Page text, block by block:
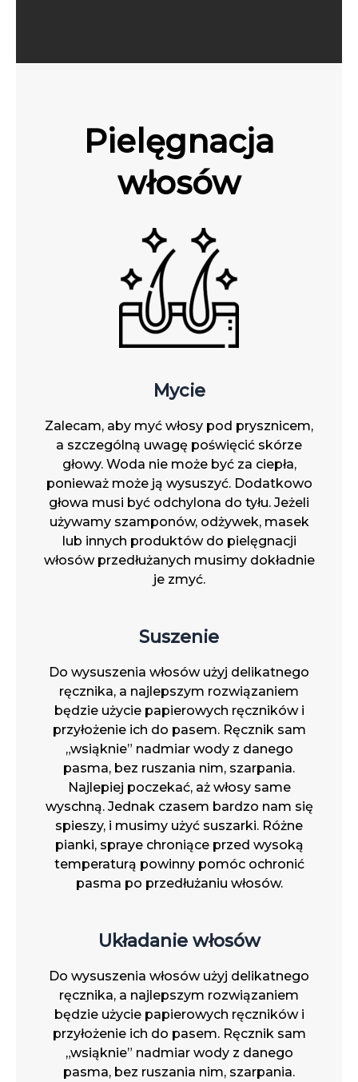
Pielęgnacja
włosów
Mycie
Zalecam, aby myć włosy pod prysznicem,
a szczególną uwagę poświęcić skórze
głowy. Woda nie może być za ciepła,
ponieważ może ją wysuszyć. Dodatkowo
głowa musi być odchylona do tyłu. Jeżeli
używamy szamponów, odżywek, masek
lub innych produktów do pielęgnacji
włosów przedłużanych musimy dokładnie
je zmyć.
Suszenie
Do wysuszenia włosów użyj delikatnego
ręcznika, a najlepszym rozwiązaniem
będzie użycie papierowych ręczników i
przyłożenie ich do pasem. Ręcznik sam
„wsiąknie” nadmiar wody z danego
pasma, bez ruszania nim, szarpania.
Najlepiej poczekać, aż włosy same
wyschną. Jednak czasem bardzo nam się
spieszy, i musimy użyć suszarki. Różne
pianki, spraye chroniące przed wysoką
temperaturą powinny pomóc ochronić
pasma po przedłużaniu włosów.
Układanie włosów
Do wysuszenia włosów użyj delikatnego
ręcznika, a najlepszym rozwiązaniem
będzie użycie papierowych ręczników i
przyłożenie ich do pasem. Ręcznik sam
„wsiąknie” nadmiar wody z danego
pasma, bez ruszania nim, szarpania.